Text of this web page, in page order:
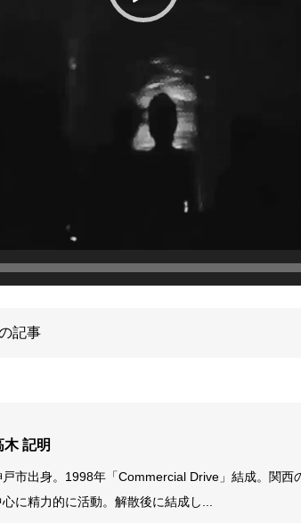
記事
木 記明
戸市出身。1998年「Commercial Drive」結成。関西
心に精力的に活動。解散後に結成し...